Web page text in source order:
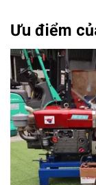
Ưu điểm